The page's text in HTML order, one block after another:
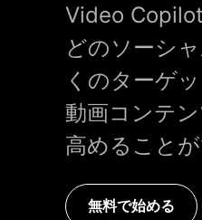
Video
どのソーシ
くのターゲ
動画コンテ
高めることが
無料で始める